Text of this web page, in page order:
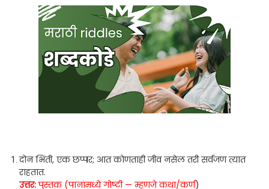
दोन भिंती, एक छप्पर; आत कोणताही जीव नसेल तरी सर्वजण त्यात
राहतात.
उत्तर:पुस्तक (पानांमध्ये गोष्टी — म्हणजे कथा/कर्ण)